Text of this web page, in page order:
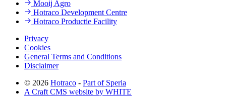
Mooij Agro
Hotraco Development Centre
Hotraco Productie Facility
Privacy
Cookies
General Terms and Conditions
Disclaimer
© 2026 Hotraco - Part of Speria
A Craft CMS website by WHITE